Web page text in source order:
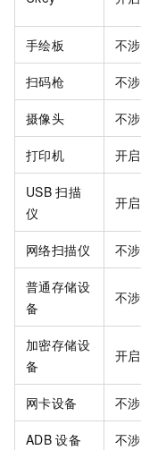
手绘板 不
扫码枪 不
摄像头 不
打印机 开启
USB 扫描
仪
开启
网络扫描仪 不
普通存储设
备
不
加密存储设
备
开启
网卡设备 不
ADB 设备 不